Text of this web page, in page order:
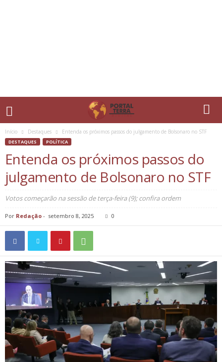
Início Destaques Entenda os próximos passos do julgamento de Bolsonaro no STF
DESTAQUES POLÍTICA
Entenda os próximos passos do
julgamento de Bolsonaro no STF
Votos começarão na sessão de terça-feira (9); confira ordem
Por Redação - setembro 8, 2025 0